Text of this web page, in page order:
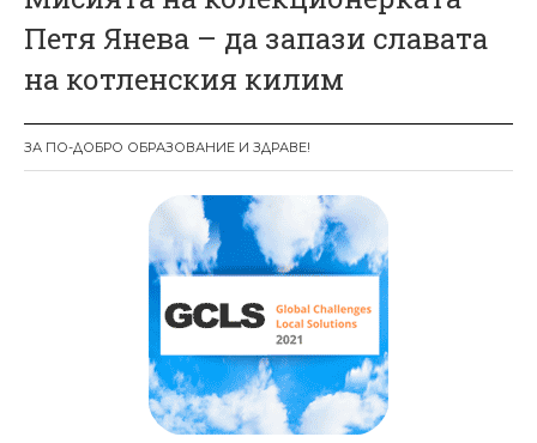
ц
и
я
Петя Янева – да запази славата
на котленския килим
ЗА ПО-ДОБРО ОБРАЗОВАНИЕ И ЗДРАВЕ!